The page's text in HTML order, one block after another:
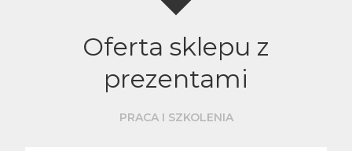
Oferta sklepu z
prezentami
PRACA I SZKOLENIA